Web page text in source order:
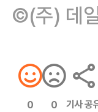
©(주) 데
0 0 기사 공